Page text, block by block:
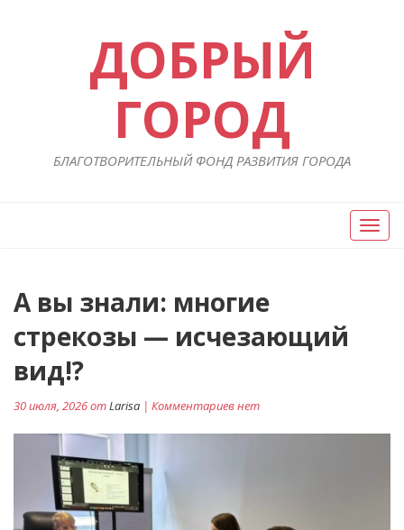
ДОБРЫЙ
ГОРОД
БЛАГОТВОРИТЕЛЬНЫЙ ФОНД РАЗВИТИЯ ГОРОДА
Вкл/
Выкл
А вы знали: многие
стрекозы — исчезающий
вид!?
30 июля, 2026 отLarisa | Комментариев нет